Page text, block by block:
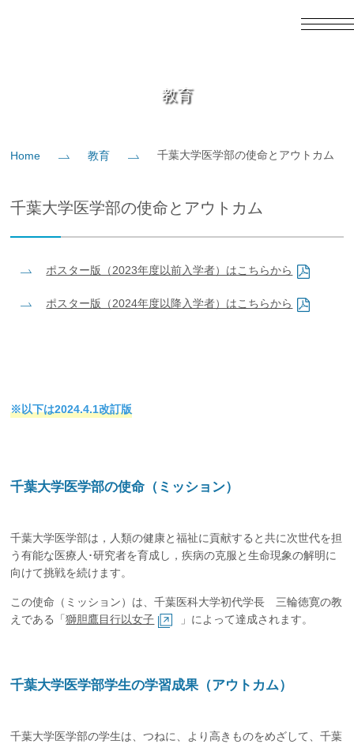
研究
教育
Home 教育 千葉大学医学部の使命とアウトカム
千葉大学医学部の使命とアウトカム
ポスター版（2023年度以前入学者）はこちらから
ポスター版（2024年度以降入学者）はこちらから
※以下は2024.4.1改訂版
千葉大学医学部の使命（ミッション）
千葉大学医学部は，人類の健康と福祉に貢献すると共に次世代を担
う有能な医療人･研究者を育成し，疾病の克服と生命現象の解明に
向けて挑戦を続けます。
この使命（ミッション）は、千葉医科大学初代学長 三輪徳寛の教
えである「獅胆鷹目行以女子 」によって達成されます。
千葉大学医学部学生の学習成果（アウトカム）
千葉大学医学部の学生は、つねに、より高きものをめざして、千葉